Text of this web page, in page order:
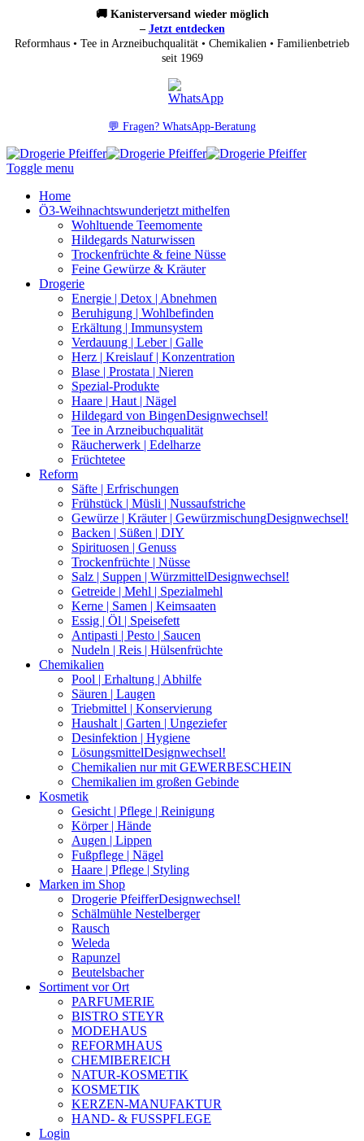
🚚 Kanisterversand wieder möglich
– Jetzt entdecken
Reformhaus • Tee in Arzneibuchqualität • Chemikalien • Familienbetrieb
seit 1969
💬 Fragen? WhatsApp-Beratung
Toggle menu
Home
Ö3-Weihnachtswunderjetzt mithelfen
Wohltuende Teemomente
Hildegards Naturwissen
Trockenfrüchte & feine Nüsse
Feine Gewürze & Kräuter
Drogerie
Energie | Detox | Abnehmen
Beruhigung | Wohlbefinden
Erkältung | Immunsystem
Verdauung | Leber | Galle
Herz | Kreislauf | Konzentration
Blase | Prostata | Nieren
Spezial-Produkte
Haare | Haut | Nägel
Hildegard von BingenDesignwechsel!
Tee in Arzneibuchqualität
Räucherwerk | Edelharze
Früchtetee
Reform
Säfte | Erfrischungen
Frühstück | Müsli | Nussaufstriche
Gewürze | Kräuter | GewürzmischungDesignwechsel!
Backen | Süßen | DIY
Spirituosen | Genuss
Trockenfrüchte | Nüsse
Salz | Suppen | WürzmittelDesignwechsel!
Getreide | Mehl | Spezialmehl
Kerne | Samen | Keimsaaten
Essig | Öl | Speisefett
Antipasti | Pesto | Saucen
Nudeln | Reis | Hülsenfrüchte
Chemikalien
Pool | Erhaltung | Abhilfe
Säuren | Laugen
Triebmittel | Konservierung
Haushalt | Garten | Ungeziefer
Desinfektion | Hygiene
LösungsmittelDesignwechsel!
Chemikalien nur mit GEWERBESCHEIN
Chemikalien im großen Gebinde
Kosmetik
Gesicht | Pflege | Reinigung
Körper | Hände
Augen | Lippen
Fußpflege | Nägel
Haare | Pflege | Styling
Marken im Shop
Drogerie PfeifferDesignwechsel!
Schälmühle Nestelberger
Rausch
Weleda
Rapunzel
Beutelsbacher
Sortiment vor Ort
PARFUMERIE
BISTRO STEYR
MODEHAUS
REFORMHAUS
CHEMIBEREICH
NATUR-KOSMETIK
KOSMETIK
KERZEN-MANUFAKTUR
HAND- & FUSSPFLEGE
Login